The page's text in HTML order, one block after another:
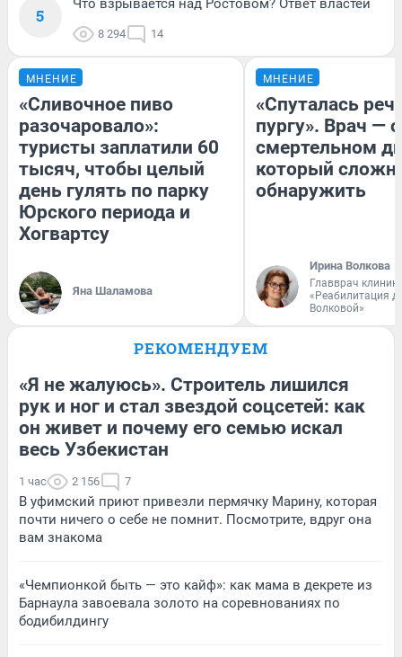
5
Что взрывается над Ростовом? Ответ властей
8 294 14
МНЕНИЕ
«Сливочное пиво
разочаровало»:
туристы заплатили 60
тысяч, чтобы целый
день гулять по парку
Юрского периода и
Хогвартсу
Яна Шаламова
МНЕНИЕ
«Спуталась
пургу». Врач — о
смертельном
который
обнаружить
Ирина Волкова
Главврач
«Реабилитация
Волковой»
РЕКОМЕНДУЕМ
«Я не жалуюсь». Строитель лишился
рук и ног и стал звездой соцсетей: как
он живет и почему его семью искал
весь Узбекистан
1 час 2 156 7
В уфимский приют привезли пермячку Марину, которая
почти ничего о себе не помнит. Посмотрите, вдруг она
вам знакома
«Чемпионкой быть — это кайф»: как мама в декрете из
Барнаула завоевала золото на соревнованиях по
бодибилдингу